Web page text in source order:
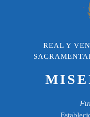
REAL Y